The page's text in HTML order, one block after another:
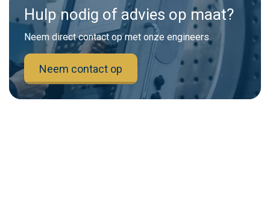
Hulp nodig of advies op maat?
Neem direct contact op met onze engineers.
Neem contact op